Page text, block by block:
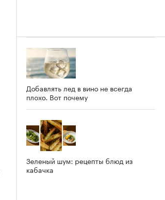
Добавлять лед в вино не всегда
плохо. Вот почему
Зеленый шум: рецепты блюд из
кабачка